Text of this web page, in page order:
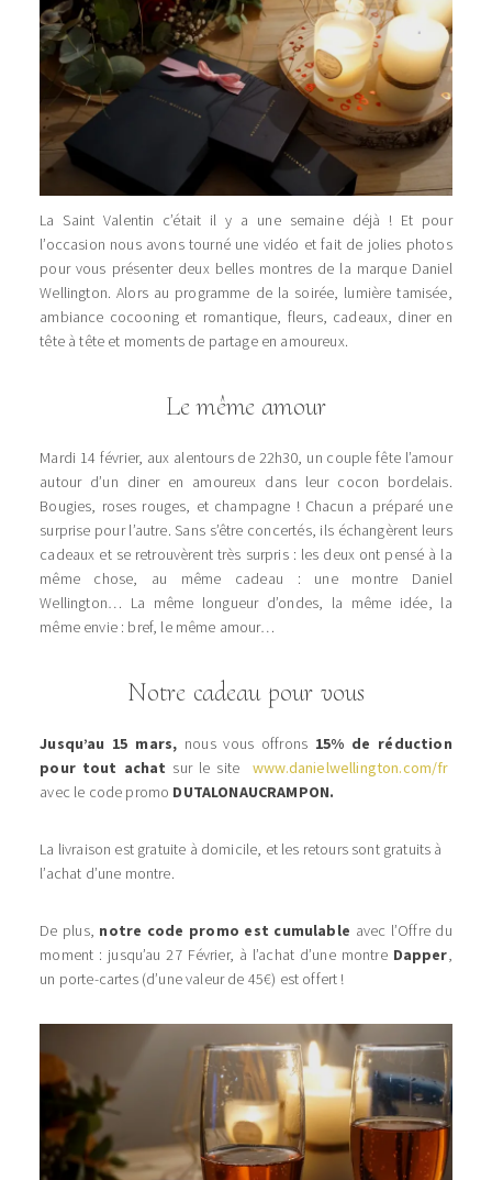
La Saint Valentin c’était il y a une semaine déjà ! Et pour
l’occasion nous avons tourné une vidéo et fait de jolies photos
pour vous présenter deux belles montres de la marque Daniel
Wellington. Alors au programme de la soirée, lumière tamisée,
ambiance cocooning et romantique, fleurs, cadeaux, diner en
tête à tête et moments de partage en amoureux.
Le même amour
Mardi 14 février, aux alentours de 22h30, un couple fête l’amour
autour d’un diner en amoureux dans leur cocon bordelais.
Bougies, roses rouges, et champagne ! Chacun a préparé une
surprise pour l’autre. Sans s’être concertés, ils échangèrent leurs
cadeaux et se retrouvèrent très surpris : les deux ont pensé à la
même chose, au même cadeau : une montre Daniel
Wellington… La même longueur d’ondes, la même idée, la
même envie : bref, le même amour…
Notre cadeau pour vous
Jusqu’au 15 mars, nous vous offrons 15% de réduction
pour tout achat sur le sitewww.danielwellington.com/fr
avec le code promo DUTALONAUCRAMPON.
La livraison est gratuite à domicile, et les retours sont gratuits à
l’achat d’une montre.
De plus, notre code promo est cumulable avec l’Offre du
moment : jusqu’au 27 Février, à l’achat d’une montre Dapper,
un porte-cartes (d’une valeur de 45€) est offert !